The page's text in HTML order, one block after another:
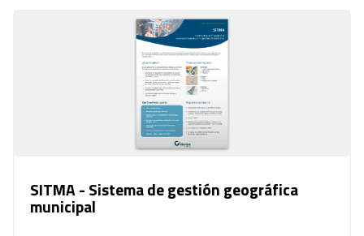
SITMA - Sistema de gestión geográfica
municipal